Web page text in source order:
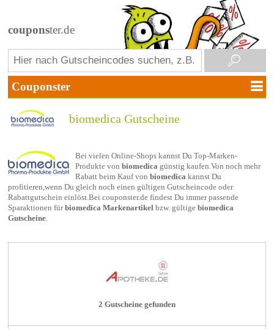
couponster.de
biomedica Gutscheine
Bei vielen Online-Shops kannst Du Top-Marken-
Produkte von biomedica günstig kaufen.Von noch mehr
Rabatt beim Kauf von biomedica kannst Du
profitieren,wenn Du gleich noch einen gültigen Gutscheincode oder
Rabattgutschein einlöst.Bei couponster.de findest Du immer passende
Sparaktionen fürbiomedica Markenartikelbzw. gültige biomedica
Gutscheine.
2 Gutscheine gefunden